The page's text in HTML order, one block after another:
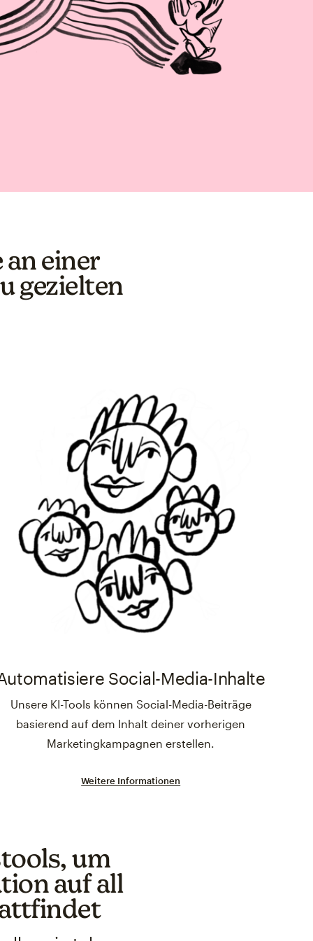
einer
gezielten
Social-Media-Inhalte
Unsere KI-Tools können Social-Media-Beiträge
basierend auf dem Inhalt deiner vorherigen
Marketingkampagnen erstellen.
Weitere Informationen
um
auf all